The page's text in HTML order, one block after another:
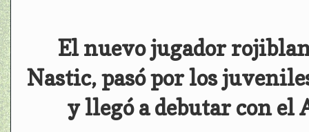
El nuevo jugador
Nastic, pasó por los
y llegó a debutar con